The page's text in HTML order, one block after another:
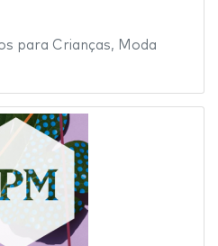
para Crianças, Moda